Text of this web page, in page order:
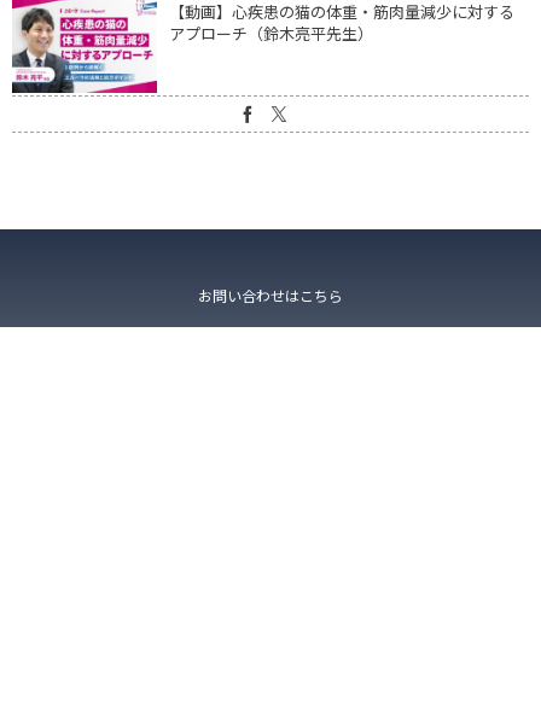
【動画】心疾患の猫の体重・筋肉量減少に対する
アプローチ（鈴木亮平先生）
お問い合わせはこちら